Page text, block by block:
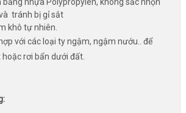
tránh bị gỉ sắt
khô tự nhiên.
với các loại ty ngậm, ngậm nướu.. để
rơi bẩn dưới đất.